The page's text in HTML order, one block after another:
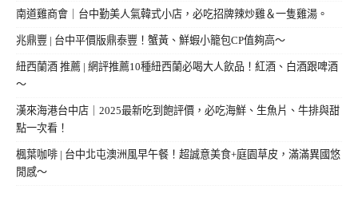
南道雞商會｜台中勤美人氣韓式小店，必吃招牌辣炒雞＆一隻雞湯。
兆鼎豐 | 台中平價版鼎泰豐！蟹黃、鮮蝦小籠包CP值夠高～
紐西蘭酒 推薦 | 網評推薦10種紐西蘭必喝大人飲品！紅酒、白酒跟啤酒
～
漢來海港台中店｜2025最新吃到飽評價，必吃海鮮、生魚片、牛排與甜
點一次看！
楓葉咖啡 | 台中北屯澳洲風早午餐！超誠意美食+庭園草皮，滿滿異國悠
閒感～